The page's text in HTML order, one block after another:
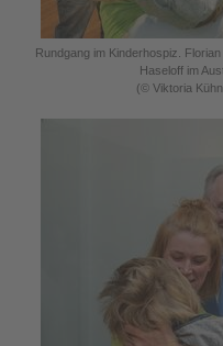
Rundgang im Kinderhospiz.
Haseloff im
(© Viktoria